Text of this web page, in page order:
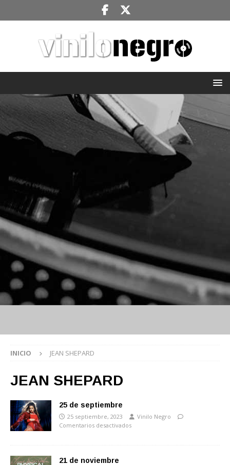
INICIO JEAN SHEPARD
JEAN SHEPARD
25 de septiembre
25 septiembre, 2023
Vinilo Negro
Comentarios desactivados
21 de noviembre